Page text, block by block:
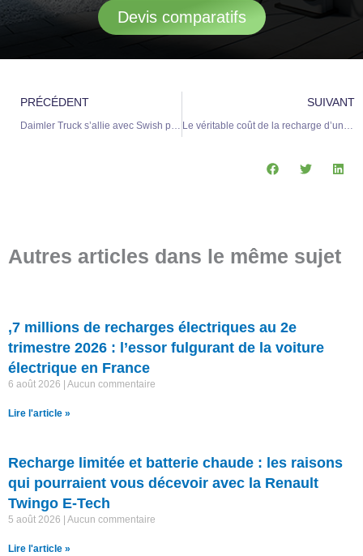
Devis comparatifs
Précédent
PRÉCÉDENT SUIVANT
Autres articles dans le même sujet
,7 millions de recharges électriques au 2e
trimestre 2026 : l’essor fulgurant de la voiture
électrique en France
6 août 2026 Aucun commentaire
Lire l'article »
Recharge limitée et batterie chaude : les raisons
qui pourraient vous décevoir avec la Renault
Twingo E-Tech
5 août 2026 Aucun commentaire
Lire l'article »